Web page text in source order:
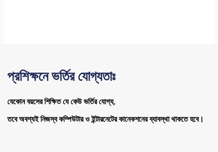
প্রশিক্ষনে ভর্তির যোগ্যতাঃ
যেকোন বয়সের শিক্ষিত যে কেউ ভর্তির যোগ্য,
তবে অবশ্যই নিজস্ব কম্পিউটার ও ইন্টারনেটের কানেকশনের ব্যাবস্থা থাকতে হবে।